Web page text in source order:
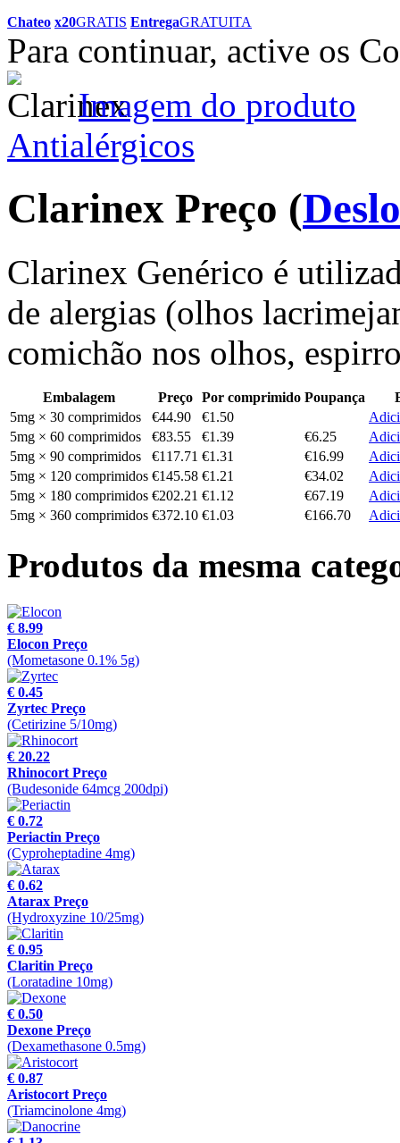
Chateo x20GRATIS EntregaGRATUITA
Para continuar, active os
Imagem do produto
Antialérgicos
Clarinex Preço (
Clarinex Genérico é
de alergias (olhos
comichão nos olhos,
Embalagem Preço Por comprimido Poupança
5mg × 30 comprimidos
€44.90 €1.50
5mg × 60 comprimidos
€83.55 €1.39 €6.25
5mg × 90 comprimidos
€117.71 €1.31 €16.99
5mg × 120 comprimidos €145.58 €1.21 €34.02
5mg × 180 comprimidos €202.21 €1.12 €67.19
5mg × 360 comprimidos €372.10 €1.03 €166.70
Produtos da mesma
€ 8.99
Elocon Preço
(Mometasone 0.1% 5g)
€ 0.45
Zyrtec Preço
(Cetirizine 5/10mg)
€ 20.22
Rhinocort Preço
(Budesonide 64mcg 200dpi)
€ 0.72
Periactin Preço
(Cyproheptadine 4mg)
€ 0.62
Atarax Preço
(Hydroxyzine 10/25mg)
€ 0.95
Claritin Preço
(Loratadine 10mg)
€ 0.50
Dexone Preço
(Dexamethasone 0.5mg)
€ 0.87
Aristocort Preço
(Triamcinolone 4mg)